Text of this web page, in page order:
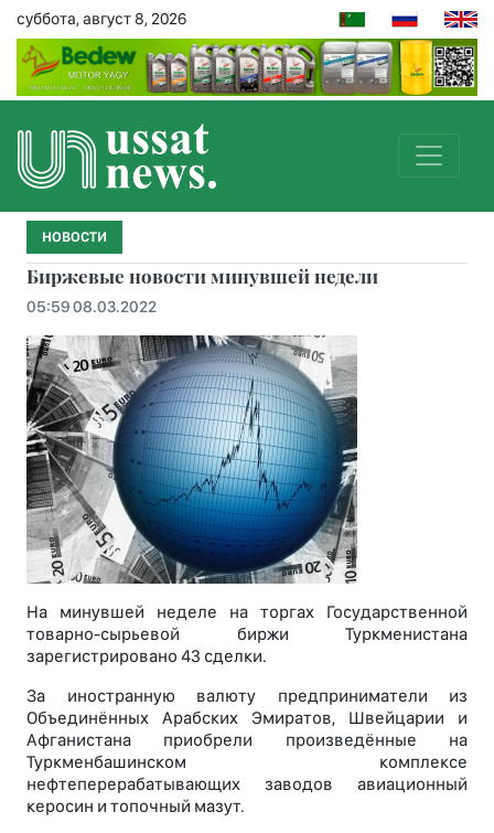
суббота, август 8, 2026
НОВОСТИ
Биржевые новости минувшей недели
05:59 08.03.2022
На минувшей неделе на торгах Государственной
товарно-сырьевой биржи Туркменистана
зарегистрировано 43 сделки.
За иностранную валюту предприниматели из
Объединённых Арабских Эмиратов, Швейцарии и
Афганистана приобрели произведённые на
Туркменбашинском комплексе
нефтеперерабатывающих заводов авиационный
керосин и топочный мазут.